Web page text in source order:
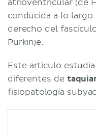
atrioventricular (de
conducida a lo
derecho del
Purkinje.
Este artículo
diferentes de
fisiopatología